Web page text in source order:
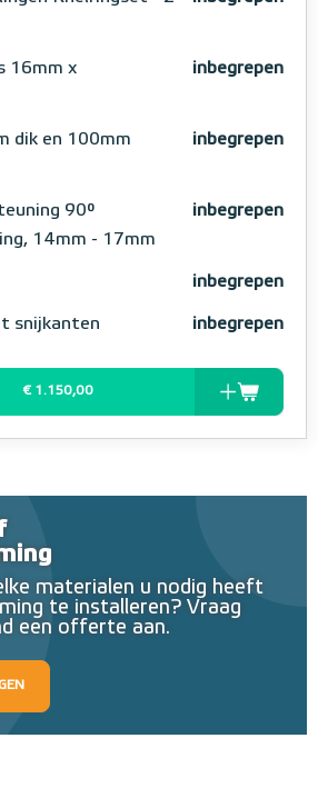
16mm x
inbegrepen
dik en 100mm
inbegrepen
90°
14mm - 17mm
inbegrepen
inbegrepen
snijkanten inbegrepen
€ 1.150,00
materialen u nodig heeft
te installeren? Vraag
een offerte aan.